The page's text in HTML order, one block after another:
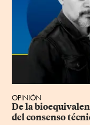
OPINIÓN
De la
del consenso